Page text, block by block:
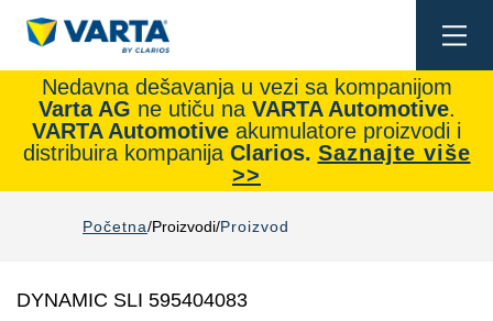
Nedavna dešavanja u vezi sa kompanijom
Varta AG ne utiču na VARTA Automotive.
VARTA Automotive akumulatore proizvodi i
distribuira kompanija Clarios. Saznajte više
>>
Početna Proizvodi Proizvod
DYNAMIC SLI 595404083